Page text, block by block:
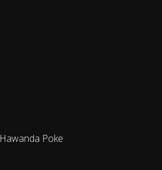
Hawanda Poke